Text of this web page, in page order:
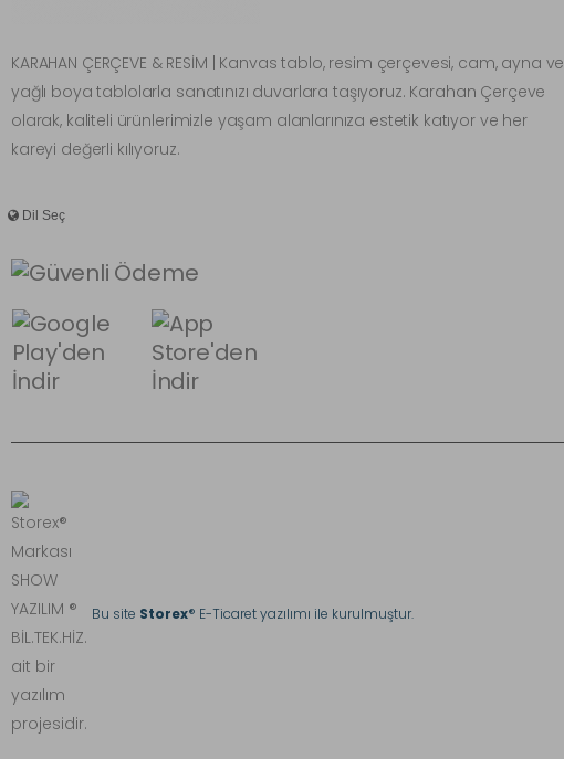
KARAHAN ÇERÇEVE & RESİM | Kanvas tablo, resim çerçevesi, cam, ayna ve
yağlı boya tablolarla sanatınızı duvarlara taşıyoruz. Karahan Çerçeve
olarak, kaliteli ürünlerimizle yaşam alanlarınıza estetik katıyor ve her
kareyi değerli kılıyoruz.
Bu site Storex® E-Ticaret yazılımı ile kurulmuştur.